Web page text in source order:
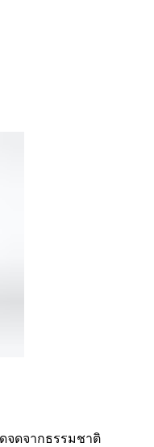
จดจากธรรมชาติ